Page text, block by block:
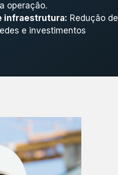
operação.
infraestrutura: Redução de
e investimentos